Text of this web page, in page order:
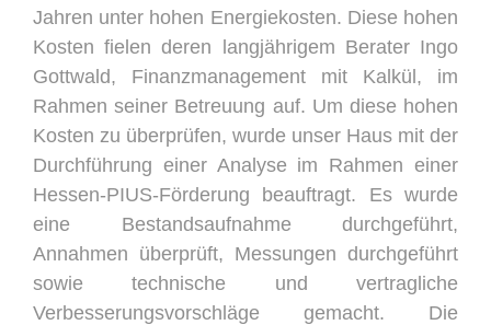
Jahren unter hohen Energiekosten. Diese hohen
Kosten fielen deren langjährigem Berater Ingo
Gottwald, Finanzmanagement mit Kalkül, im
Rahmen seiner Betreuung auf. Um diese hohen
Kosten zu überprüfen, wurde unser Haus mit der
Durchführung einer Analyse im Rahmen einer
Hessen-PIUS-Förderung beauftragt. Es wurde
eine Bestandsaufnahme durchgeführt,
Annahmen überprüft, Messungen durchgeführt
sowie technische und vertragliche
Verbesserungsvorschläge gemacht. Die